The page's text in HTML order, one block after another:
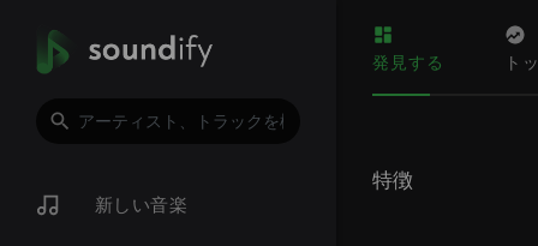
新しい音楽
発見する ト
特徴